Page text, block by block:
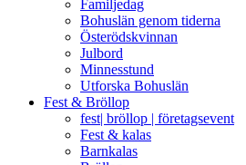
Familjedag
Bohuslän genom tiderna
Österödskvinnan
Julbord
Minnesstund
Utforska Bohuslän
Fest & Bröllop
fest| bröllop | företagsevent
Fest & kalas
Barnkalas